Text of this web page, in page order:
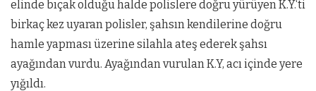
elinde bıçak olduğu halde polislere doğru yürüyen K.Y.‘ti
birkaç kez uyaran polisler, şahsın kendilerine doğru
hamle yapması üzerine silahla ateş ederek şahsı
ayağından vurdu. Ayağından vurulan K.Y, acı içinde yere
yığıldı.